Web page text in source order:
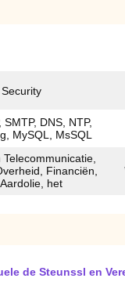
SMTP, DNS, NTP,
MySQL, MsSQL
Financiën,
het
de Steunssl en